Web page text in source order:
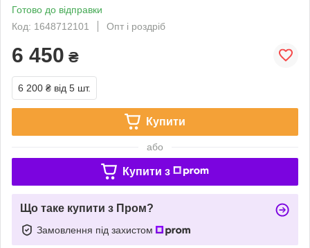
Готово до відправки
Код: 1648712101
Опт і роздріб
6 450 ₴
6 200 ₴ від 5 шт.
Купити
або
Купити з
Що таке купити з Пром?
Замовлення під захистом